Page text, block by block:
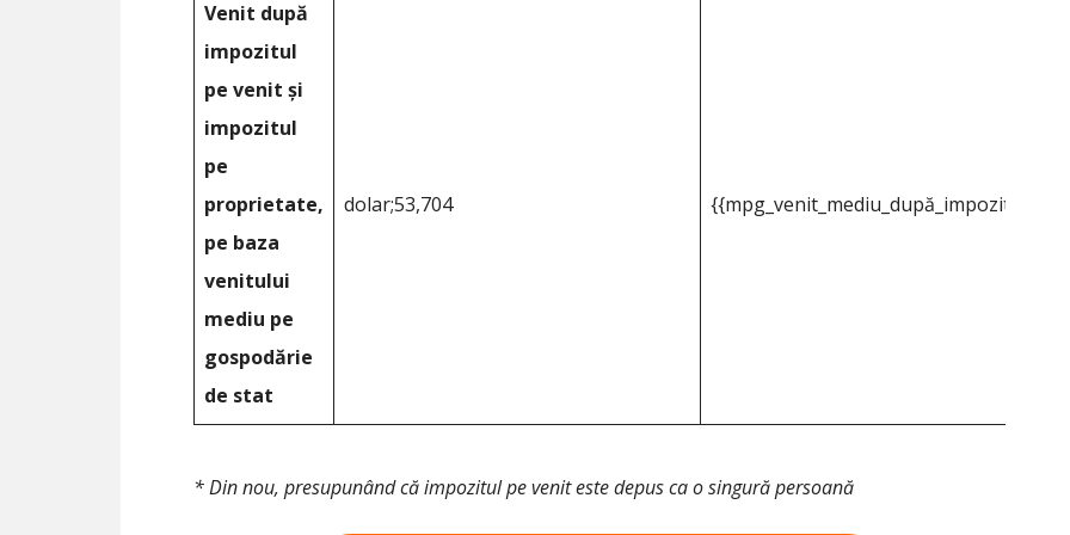
Venit după
impozitul
pe venit și
impozitul
pe
proprietate,
pe baza
venitului
mediu pe
gospodărie
de stat
dolar;53,704
* Din nou, presupunând că impozitul pe venit este depus ca o singură persoană